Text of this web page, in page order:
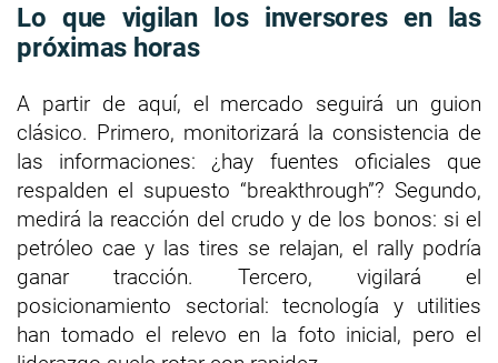
Lo que vigilan los inversores en las
próximas horas
A partir de aquí, el mercado seguirá un guion
clásico. Primero, monitorizará la consistencia de
las informaciones: ¿hay fuentes oficiales que
respalden el supuesto “breakthrough”? Segundo,
medirá la reacción del crudo y de los bonos: si el
petróleo cae y las tires se relajan, el rally podría
ganar tracción. Tercero, vigilará el
posicionamiento sectorial: tecnología y utilities
han tomado el relevo en la foto inicial, pero el